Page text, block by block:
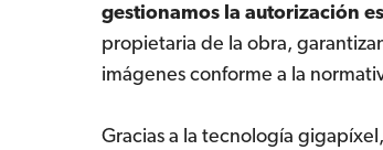
gestionamos la autorización
propietaria de la obra,
imágenes conforme a la
Gracias a la tecnología